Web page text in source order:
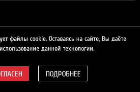
файлы cookie. Оставаясь на сайте, Вы даёте
данной технологии.
ПОДРОБНЕЕ